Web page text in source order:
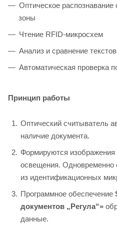
Оптическое распознавание
зоны
Чтение RFID-микросхем
Анализ и сравнение
Автоматическая проверка
Принцип работы
Оптический считыватель
наличие документа.
Формируются изображения
освещения. Одновременно
из идентификационных
Программное обеспечение
документов „Регула“»
данные.